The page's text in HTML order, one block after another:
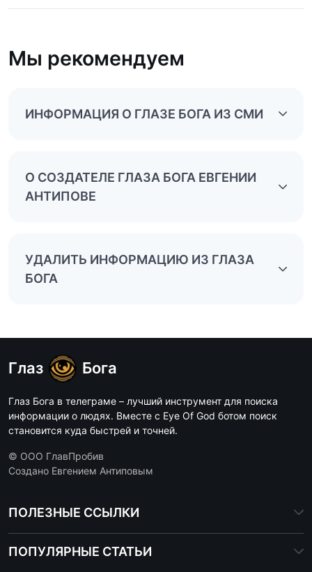
Мы рекомендуем
ИНФОРМАЦИЯ О ГЛАЗЕ БОГА ИЗ СМИ
О СОЗДАТЕЛЕ ГЛАЗА БОГА ЕВГЕНИИ
АНТИПОВЕ
УДАЛИТЬ ИНФОРМАЦИЮ ИЗ ГЛАЗА
БОГА
Глаз Бога
Глаз Бога в телеграме – лучший инструмент для поиска
информации о людях. Вместе с Eye Of God ботом поиск
становится куда быстрей и точней.
© ООО ГлавПробив
Создано Евгением Антиповым
ПОЛЕЗНЫЕ ССЫЛКИ
ПОПУЛЯРНЫЕ СТАТЬИ